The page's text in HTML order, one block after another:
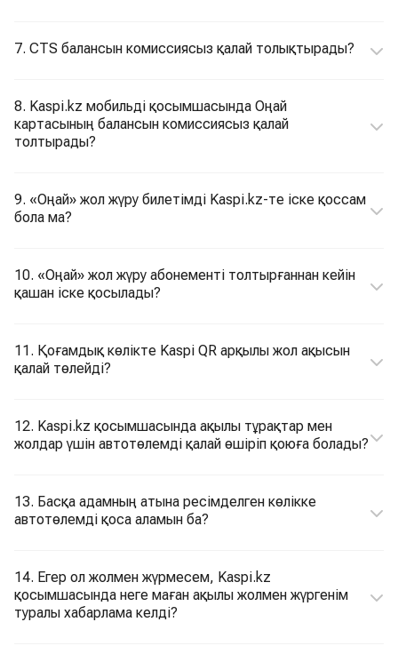
7. CTS балансын комиссиясыз қалай толықтырады?
8. Kaspi.kz мобильді қосымшасында Оңай
картасының балансын комиссиясыз қалай
толтырады?
9. «Оңай» жол жүру билетімді Kaspi.kz-те іске қоссам
бола ма?
10. «Оңай» жол жүру абонементі толтырғаннан кейін
қашан іске қосылады?
11. Қоғамдық көлікте Kaspi QR арқылы жол ақысын
қалай төлейді?
12. Kaspi.kz қосымшасында ақылы тұрақтар мен
жолдар үшін автотөлемді қалай өшіріп қоюға болады?
13. Басқа адамның атына ресімделген көлікке
автотөлемді қоса аламын ба?
14. Егер ол жолмен жүрмесем, Kaspi.kz
қосымшасында неге маған ақылы жолмен жүргенім
туралы хабарлама келді?